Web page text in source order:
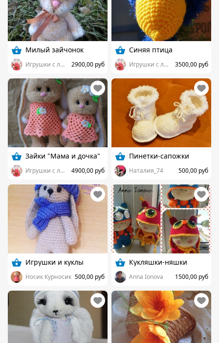
Милый зайчонок
Игрушки с любовью:-* 2900,00 руб
Синяя птица
Игрушки с любовью:-* 3500,00 руб
Зайки "Мама и дочка"
Игрушки с любовью:-* 4900,00 руб
Пинетки-сапожки
Наталия_74 500,00 руб
Игрушки и куклы
Носик Курносик 500,00 руб
Кукляшки-няшки
Anna Ionova 1500,00 руб